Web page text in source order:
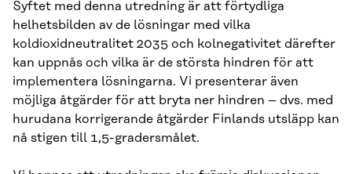
Syftet med denna utredning är att förtydliga
helhetsbilden av de lösningar med vilka
koldioxidneutralitet 2035 och kolnegativitet därefter
kan uppnås och vilka är de största hindren för att
implementera lösningarna. Vi presenterar även
möjliga åtgärder för att bryta ner hindren – dvs. med
hurudana korrigerande åtgärder Finlands utsläpp kan
nå stigen till 1,5-gradersmålet.